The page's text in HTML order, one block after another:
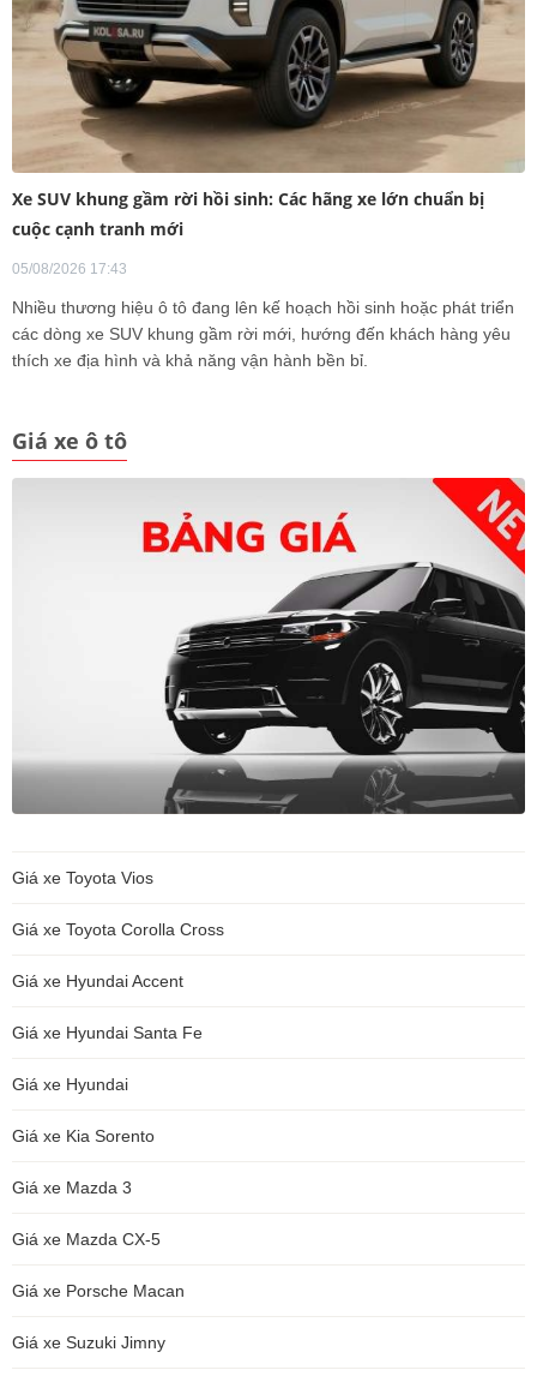
Xe SUV khung gầm rời hồi sinh: Các hãng xe lớn chuẩn bị
cuộc cạnh tranh mới
05/08/2026 17:43
Nhiều thương hiệu ô tô đang lên kế hoạch hồi sinh hoặc phát triển
các dòng xe SUV khung gầm rời mới, hướng đến khách hàng yêu
thích xe địa hình và khả năng vận hành bền bỉ.
Giá xe ô tô
Giá xe Toyota Vios
Giá xe Toyota Corolla Cross
Giá xe Hyundai Accent
Giá xe Hyundai Santa Fe
Giá xe Hyundai
Giá xe Kia Sorento
Giá xe Mazda 3
Giá xe Mazda CX-5
Giá xe Porsche Macan
Giá xe Suzuki Jimny